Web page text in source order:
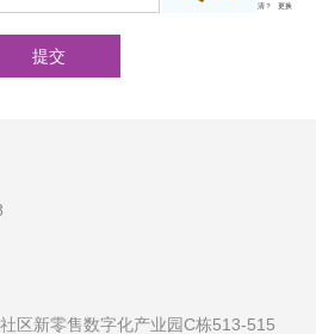
清？ 更换
区新零售数字化产业园C栋513-515